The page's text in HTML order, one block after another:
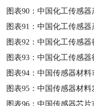
图表90：中国化工传感
图表91：中国化工传感器
图表92：中国化工传感
图表93：中国化工传感
图表94：中国传感器材料
图表95：中国传感器材料
图表96：中国传感器芯片